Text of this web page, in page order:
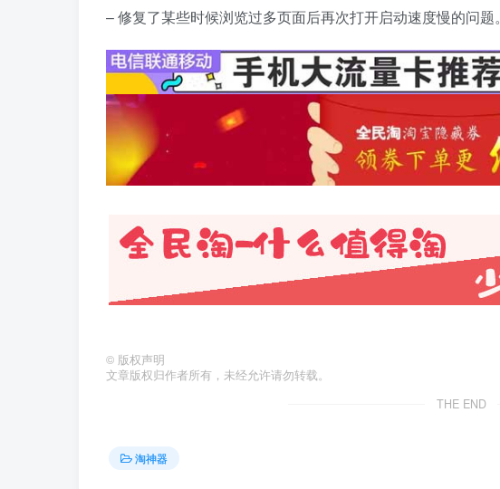
– 修复了某些时候浏览过多页面后再次打开启动速度慢的问题。
© 版权声明
文章版权归作者所有，未经允许请勿转载。
THE END
淘神器